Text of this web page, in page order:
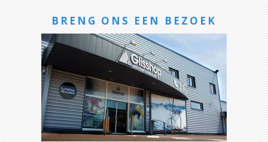
BRENG ONS EEN BEZOEK